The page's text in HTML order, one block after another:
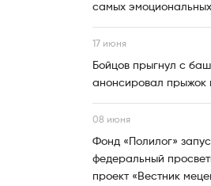
самых
17 июня
Бойцов прыгнул с
анонсировал прыжок
08 июня
Фонд «Полилог»
федеральный
проект «Вестник